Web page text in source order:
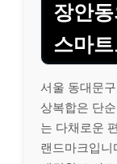
장안
스마
서울 동대문
상복합은 단
는 다채로운
랜드마크입니